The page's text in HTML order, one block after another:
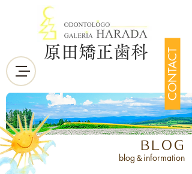
CONTACT
原田矯正歯科
BLOG
blog＆information